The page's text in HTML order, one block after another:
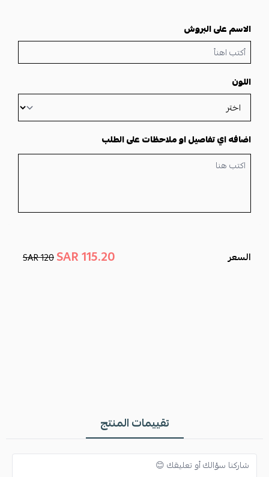
الاسم على البروش
اللون
اضافه اي تفاصيل او ملاحظات على الطلب
السعر 115.20 SAR
120 SAR
تقييمات المنتج